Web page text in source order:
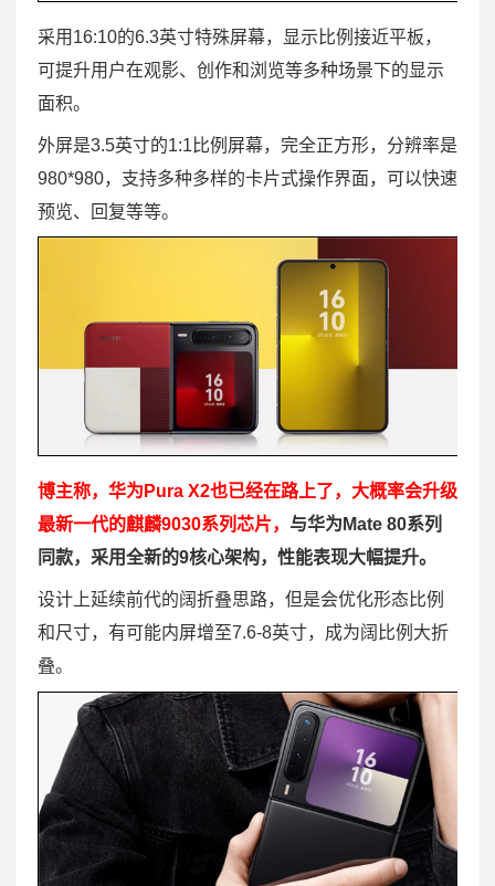
采用16:10的6.3英寸特殊屏幕，显示比例接近平板，
可提升用户在观影、创作和浏览等多种场景下的显示
面积。
外屏是3.5英寸的1:1比例屏幕，完全正方形，分辨率是
980*980，支持多种多样的卡片式操作界面，可以快速
预览、回复等等。
博主称，华为Pura X2也已经在路上了，大概率会升级
最新一代的麒麟9030系列芯片， 与华为Mate 80系列
同款，采用全新的9核心架构，性能表现大幅提升。
设计上延续前代的阔折叠思路，但是会优化形态比例
和尺寸，有可能内屏增至7.6-8英寸，成为阔比例大折
叠。